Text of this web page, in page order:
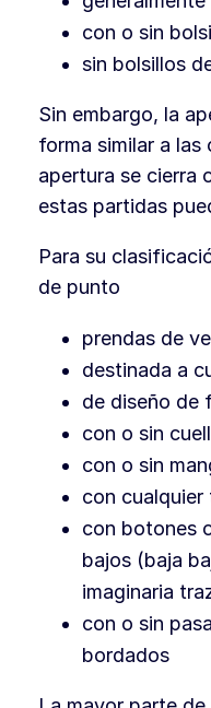
con o sin
sin bolsillos
Sin embargo, la
forma similar a las
apertura se cierra
estas partidas
Para su
de punto
prendas de
destinada a
de diseño de
con o sin
con o sin
con
con botones
bajos (baja
imaginaria
con o sin
bordados